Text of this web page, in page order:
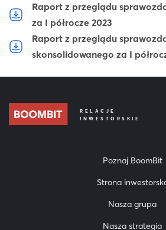
Raport z przeglądu
za I półrocze 2023
Raport z przeglądu
skonsolidowanego za I
RELACJE
INWESTORSKIE
Poznaj BoomBit
Strona
Nasza grupa
Nasza strategia